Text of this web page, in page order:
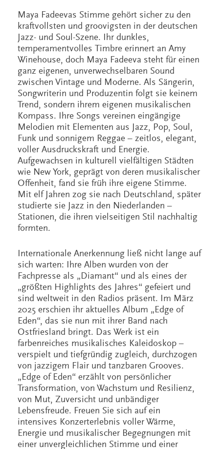
Maya Fadeevas Stimme gehört sicher zu den
kraftvollsten und groovigsten in der deutschen
Jazz- und Soul-Szene. Ihr dunkles,
temperamentvolles Timbre erinnert an Amy
Winehouse, doch Maya Fadeeva steht für einen
ganz eigenen, unverwechselbaren Sound
zwischen Vintage und Moderne. Als Sängerin,
Songwriterin und Produzentin folgt sie keinem
Trend, sondern ihrem eigenen musikalischen
Kompass. Ihre Songs vereinen eingängige
Melodien mit Elementen aus Jazz, Pop, Soul,
Funk und sonnigem Reggae – zeitlos, elegant,
voller Ausdruckskraft und Energie.
Aufgewachsen in kulturell vielfältigen Städten
wie New York, geprägt von deren musikalischer
Offenheit, fand sie früh ihre eigene Stimme.
Mit elf Jahren zog sie nach Deutschland, später
studierte sie Jazz in den Niederlanden –
Stationen, die ihren vielseitigen Stil nachhaltig
formten.
Internationale Anerkennung ließ nicht lange auf
sich warten: Ihre Alben wurden von der
Fachpresse als „Diamant“ und als eines der
„größten Highlights des Jahres“ gefeiert und
sind weltweit in den Radios präsent. Im März
2025 erschien ihr aktuelles Album „Edge of
Eden“, das sie nun mit ihrer Band nach
Ostfriesland bringt. Das Werk ist ein
farbenreiches musikalisches Kaleidoskop –
verspielt und tiefgründig zugleich, durchzogen
von jazzigem Flair und tanzbaren Grooves.
„Edge of Eden“ erzählt von persönlicher
Transformation, von Wachstum und Resilienz,
von Mut, Zuversicht und unbändiger
Lebensfreude. Freuen Sie sich auf ein
intensives Konzerterlebnis voller Wärme,
Energie und musikalischer Begegnungen mit
einer unvergleichlichen Stimme und einer